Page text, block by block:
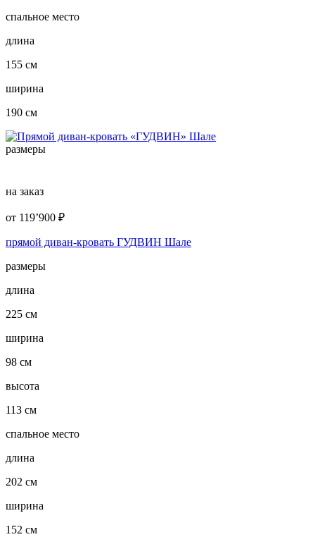
спальное место
длина
155 см
ширина
190 см
размеры
на заказ
от 119’900 ₽
прямой диван-кровать ГУДВИН Шале
размеры
длина
225 см
ширина
98 см
высота
113 см
спальное место
длина
202 см
ширина
152 см